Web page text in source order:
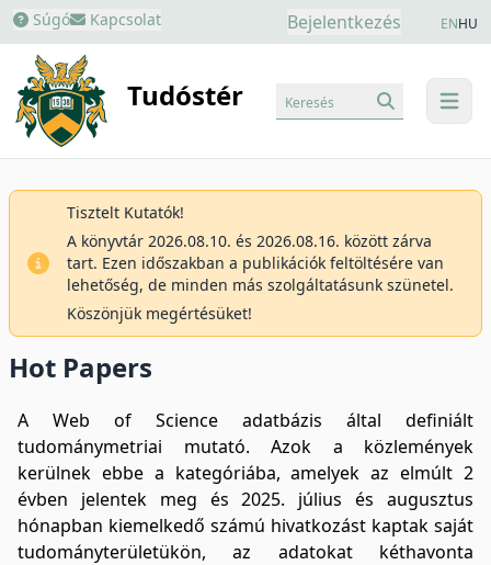
Súgó Kapcsolat Bejelentkezés ENHU
Tudóstér menu
Keresés
Tisztelt Kutatók!
A könyvtár 2026.08.10. és 2026.08.16. között zárva
tart. Ezen időszakban a publikációk feltöltésére van
lehetőség, de minden más szolgáltatásunk szünetel.
Köszönjük megértésüket!
Hot Papers
A Web of Science adatbázis által definiált
tudománymetriai mutató. Azok a közlemények
kerülnek ebbe a kategóriába, amelyek az elmúlt 2
évben jelentek meg és 2025. július és augusztus
hónapban kiemelkedő számú hivatkozást kaptak saját
tudományterületükön, az adatokat kéthavonta